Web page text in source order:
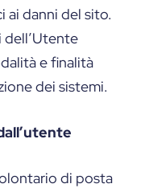
ai danni del sito.
dell’Utente
e finalità
dei sistemi.
di posta